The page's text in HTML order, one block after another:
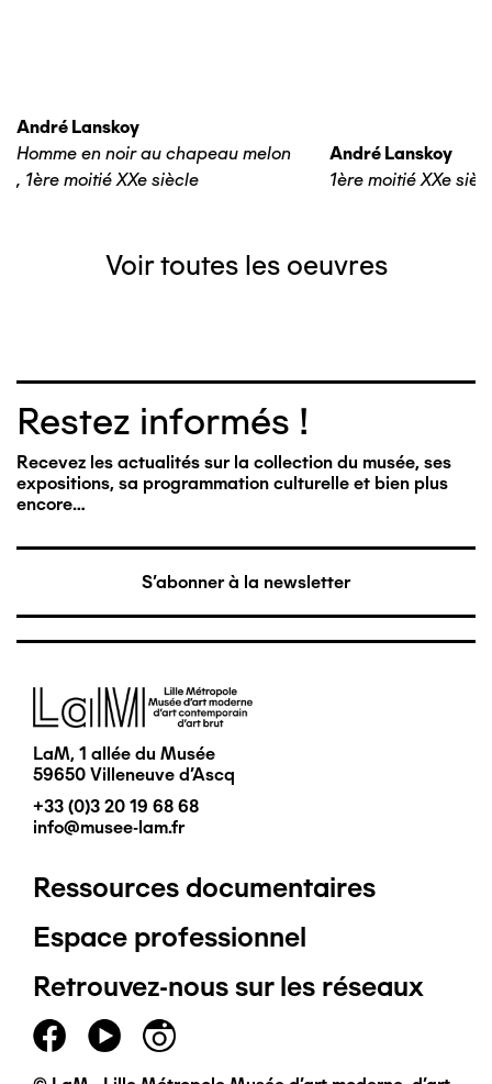
André Lanskoy
Homme en noir au chapeau melon
, 1ère moitié XXe siècle
André Lanskoy
1ère moitié XXe
Voir toutes les oeuvres
Restez informés !
Recevez les actualités sur la collection du musée, ses
expositions, sa programmation culturelle et bien plus
encore…
S'abonner à la newsletter
Image
LaM, 1 allée du Musée
59650 Villeneuve d'Ascq
+33 (0)3 20 19 68 68
info@musee-lam.fr
Pied
de
page
principal
Ressources documentaires
Espace professionnel
Retrouvez-nous sur les réseaux